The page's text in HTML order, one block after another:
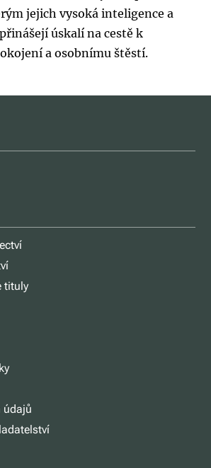
jejich vysoká inteligence a
úskalí na cestě k
a osobnímu štěstí.
tituly
údajů